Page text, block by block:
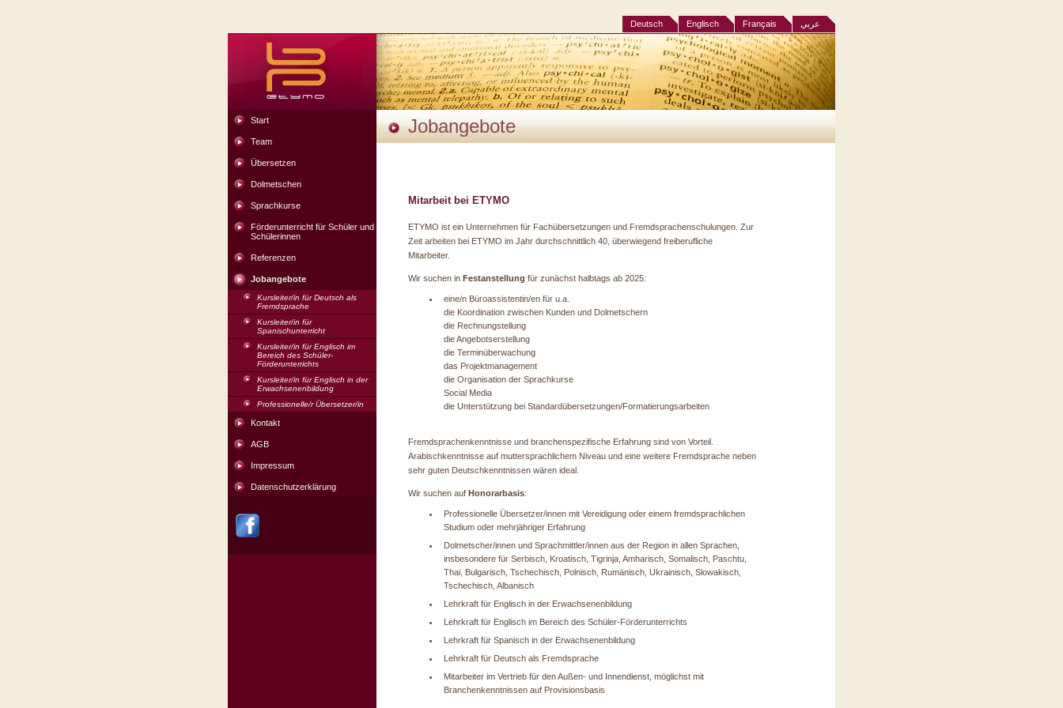
Deutsch Englisch Français عربي
Start
Team
Übersetzen
Dolmetschen
Sprachkurse
Förderunterricht für Schüler und
Schülerinnen
Referenzen
Jobangebote
Kursleiter/in für Deutsch als
Fremdsprache
Kursleiter/in für
Spanischunterricht
Kursleiter/in für Englisch im
Bereich des Schüler-
Förderunterrichts
Kursleiter/in für Englisch in der
Erwachsenenbildung
Professionelle/r Übersetzer/in
Kontakt
AGB
Impressum
Datenschutzerklärung
Jobangebote
Mitarbeit bei ETYMO
ETYMO ist ein Unternehmen für Fachübersetzungen und Fremdsprachenschulungen. Zur
Zeit arbeiten bei ETYMO im Jahr durchschnittlich 40, überwiegend freiberufliche
Mitarbeiter.
Wir suchen in Festanstellung für zunächst halbtags ab 2025:
eine/n Büroassistentin/en für u.a.
die Koordination zwischen Kunden und Dolmetschern
die Rechnungstellung
die Angebotserstellung
die Terminüberwachung
das Projektmanagement
die Organisation der Sprachkurse
Social Media
die Unterstützung bei Standardübersetzungen/Formatierungsarbeiten
Fremdsprachenkenntnisse und branchenspezifische Erfahrung sind von Vorteil.
Arabischkenntnisse auf muttersprachlichem Niveau und eine weitere Fremdsprache neben
sehr guten Deutschkenntnissen wären ideal.
Wir suchen auf Honorarbasis:
Professionelle Übersetzer/innen mit Vereidigung oder einem fremdsprachlichen
Studium oder mehrjähriger Erfahrung
Dolmetscher/innen und Sprachmittler/innen aus der Region in allen Sprachen,
insbesondere für Serbisch, Kroatisch, Tigrinja, Amharisch, Somalisch, Paschtu,
Thai, Bulgarisch, Tschechisch, Polnisch, Rumänisch, Ukrainisch, Slowakisch,
Tschechisch, Albanisch
Lehrkraft für Englisch in der Erwachsenenbildung
Lehrkraft für Englisch im Bereich des Schüler-Förderunterrichts
Lehrkraft für Spanisch in der Erwachsenenbildung
Lehrkraft für Deutsch als Fremdsprache
Mitarbeiter im Vertrieb für den Außen- und Innendienst, möglichst mit
Branchenkenntnissen auf Provisionsbasis